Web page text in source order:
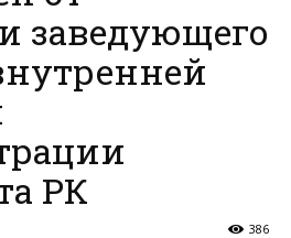
заведующего
РК
386